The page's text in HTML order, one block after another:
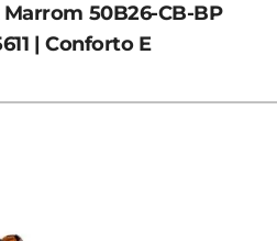
50B26-CB-BP
| Conforto E